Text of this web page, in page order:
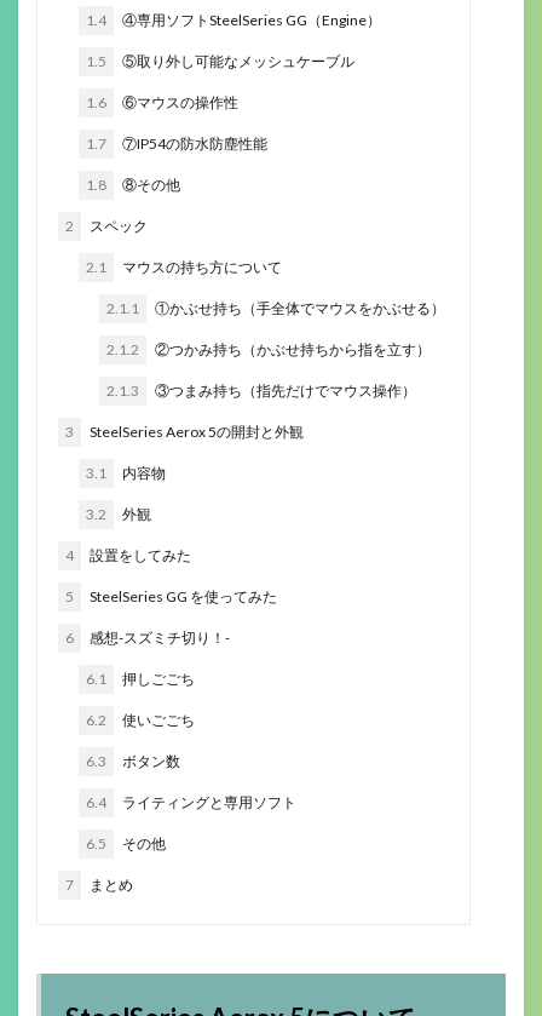
1.4 ④専用ソフトSteelSeries GG（Engine）
1.5 ⑤取り外し可能なメッシュケーブル
1.6 ⑥マウスの操作性
1.7 ⑦IP54の防水防塵性能
1.8 ⑧その他
2 スペック
2.1 マウスの持ち方について
2.1.1 ①かぶせ持ち（手全体でマウスをかぶせる）
2.1.2 ②つかみ持ち（かぶせ持ちから指を立す）
2.1.3 ③つまみ持ち（指先だけでマウス操作）
3 SteelSeries Aerox 5の開封と外観
3.1 内容物
3.2 外観
4 設置をしてみた
5 SteelSeries GG を使ってみた
6 感想-スズミチ切り！-
6.1 押しごごち
6.2 使いごごち
6.3 ボタン数
6.4 ライティングと専用ソフト
6.5 その他
7 まとめ